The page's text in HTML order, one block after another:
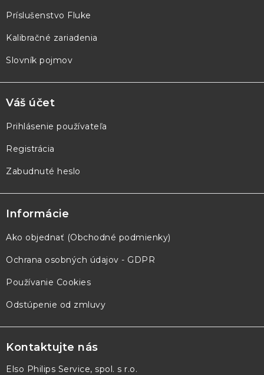
ePríslušenstvo Fluke
Kalibračné zariadenia
Slovník pojmov
Váš účet
Prihlásenie používateľa
Registrácia
Zabudnuté heslo
Informácie
Ako objednať (Obchodné podmienky)
Ochrana osobných údajov - GDPR
Používanie Cookies
Odstúpenie od zmluvy
Kontaktujte nás
Elso Philips Service, spol. s r.o.